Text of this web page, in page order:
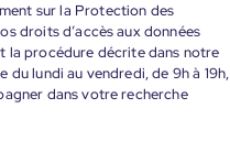
sur la Protection des
droits d’accès aux données
la procédure décrite dans notre
lundi au vendredi, de 9h à 19h,
dans votre recherche